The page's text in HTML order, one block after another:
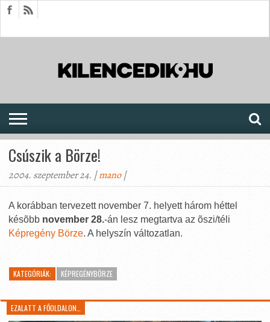
Csúszik a Börze!
2004. szeptember 24. |mano|
A korábban tervezett november 7. helyett három héttel
késõbb november 28.-án lesz megtartva az õszi/téli
Képregény Börze. A helyszín változatlan.
KATEGÓRIÁK: KÉPREGÉNYBÖRZE
EZALATT A FŐOLDALON…